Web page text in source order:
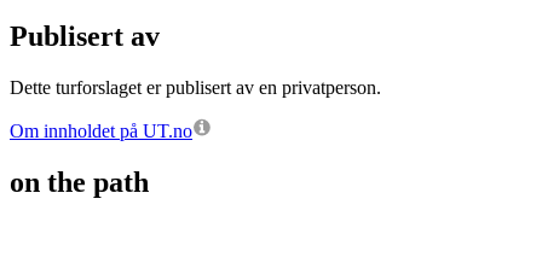
Publisert av
Dette turforslaget er publisert av en privatperson.
Om innholdet på UT.no
on the path